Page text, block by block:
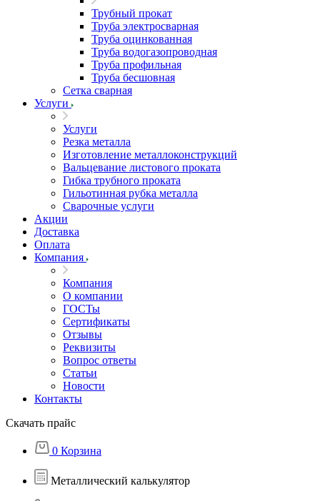
Трубный прокат
Труба электросварная
Труба оцинкованная
Труба водогазопроводная
Труба профильная
Труба бесшовная
Сетка сварная
Услуги
Услуги
Резка металла
Изготовление металлоконструкций
Вальцевание листового проката
Гибка трубного проката
Гильотинная рубка металла
Сварочные услуги
Акции
Доставка
Оплата
Компания
Компания
О компании
ГОСТы
Сертификаты
Отзывы
Реквизиты
Вопрос ответы
Статьи
Новости
Контакты
Скачать прайс
0 Корзина
Металлический калькулятор